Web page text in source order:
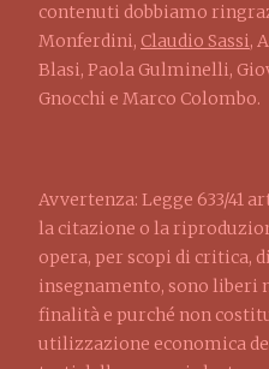
contenuti dobbiamo
Monferdini, Claudio Sassi,
Blasi, Paola Gulminelli,
Gnocchi e Marco Colombo.
Avvertenza: Legge 633/41
la citazione o la
opera, per scopi di critica,
insegnamento, sono
finalità e purché non
utilizzazione economica